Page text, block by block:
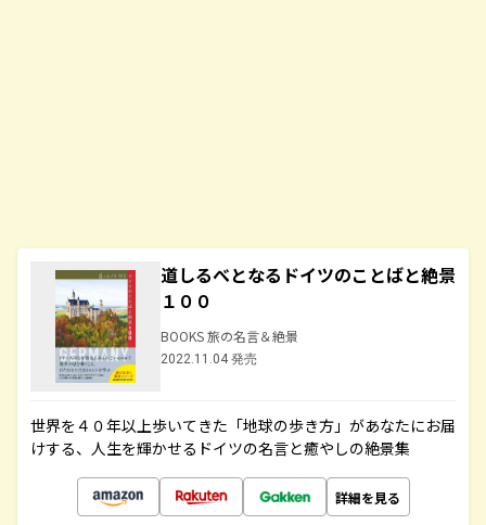
道しるべとなるドイツのことばと絶景
１００
BOOKS 旅の名言＆絶景
2022.11.04 発売
世界を４０年以上歩いてきた「地球の歩き方」があなたにお届
けする、人生を輝かせるドイツの名言と癒やしの絶景集
詳細を見る